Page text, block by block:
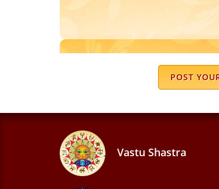
advises are life changing.
Wonderful place ...Dr
POST
Vastu Shastra